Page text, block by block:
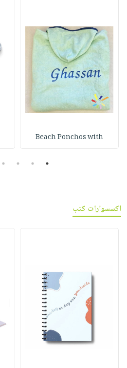
Beach Ponchos with
1
2
3
4
اكسسوارات كتب